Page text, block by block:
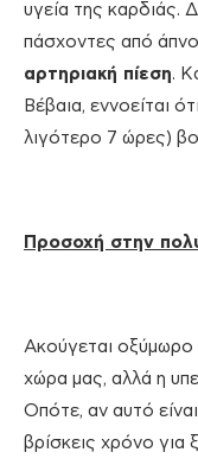
υγεία της καρδιάς.
πάσχοντες από
αρτηριακή πίεση.
Βέβαια, εννοείται
λιγότερο 7 ώρες)
Προσοχή στην
Ακούγεται οξύμωρο
χώρα μας, αλλά η
Οπότε, αν αυτό
βρίσκεις χρόνο για